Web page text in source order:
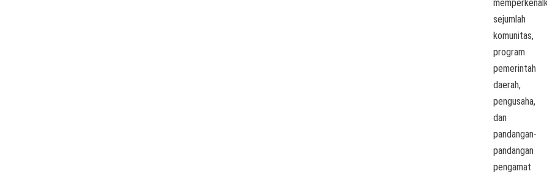
sejumlah
komunitas,
program
pemerintah
daerah,
pengusaha,
dan
pandangan-
pandangan
pengamat